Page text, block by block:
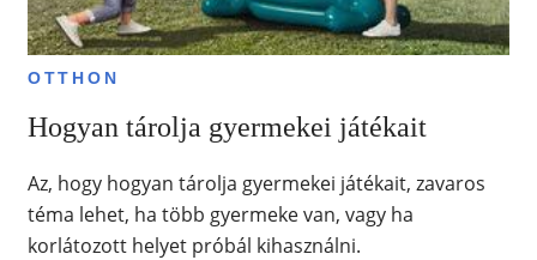
OTTHON
Hogyan tárolja gyermekei játékait
Az, hogy hogyan tárolja gyermekei játékait, zavaros
téma lehet, ha több gyermeke van, vagy ha
korlátozott helyet próbál kihasználni.